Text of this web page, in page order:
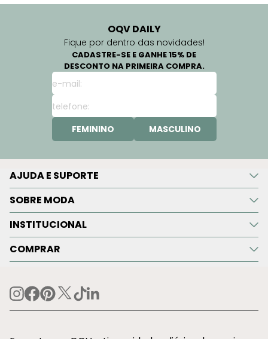
OQV DAILY
Fique por dentro das novidades!
CADASTRE-SE E GANHE 15% DE
DESCONTO NA PRIMEIRA COMPRA.
FEMININO MASCULINO
AJUDA E SUPORTE
SOBRE MODA
INSTITUCIONAL
COMPRAR